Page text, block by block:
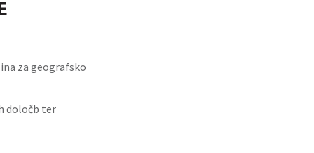
za geografsko
določb ter